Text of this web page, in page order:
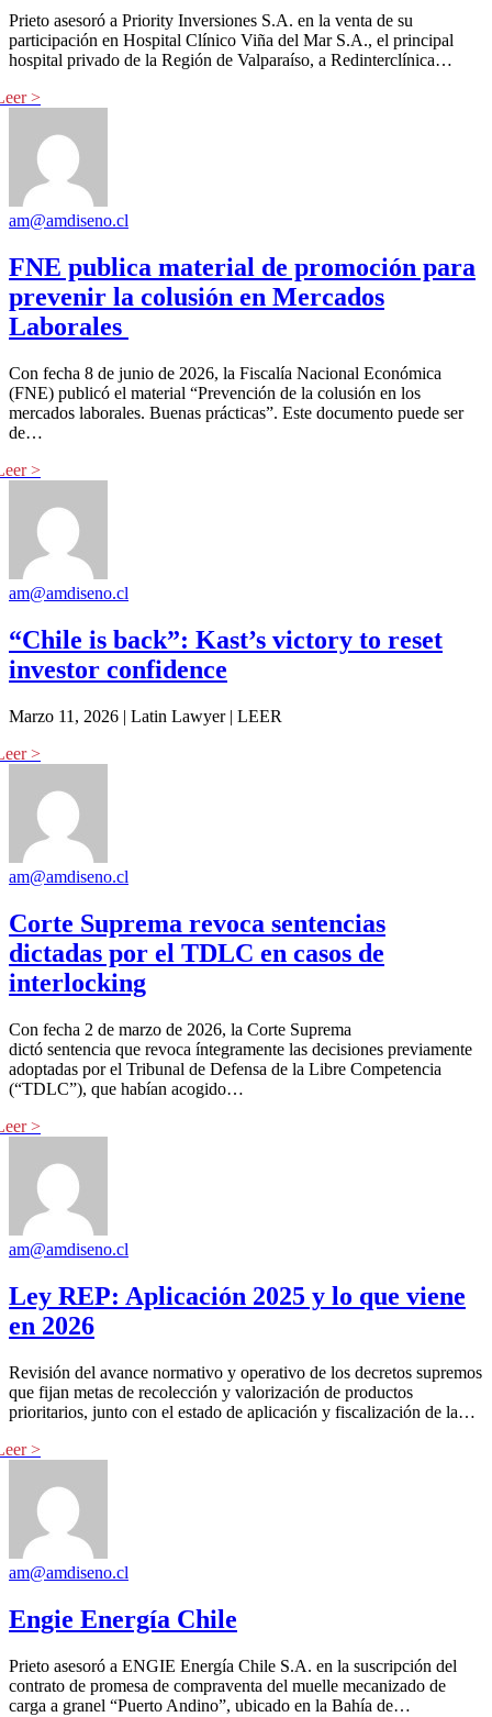
Prieto asesoró a Priority Inversiones S.A. en la venta de su
participación en Hospital Clínico Viña del Mar S.A., el principal
hospital privado de la Región de Valparaíso, a Redinterclínica…
am@amdiseno.cl
FNE publica material de promoción para
prevenir la colusión en Mercados
Laborales
Con fecha 8 de junio de 2026, la Fiscalía Nacional Económica
(FNE) publicó el material “Prevención de la colusión en los
mercados laborales. Buenas prácticas”. Este documento puede ser
de…
am@amdiseno.cl
“Chile is back”: Kast’s victory to reset
investor confidence
Marzo 11, 2026 | Latin Lawyer | LEER
am@amdiseno.cl
Corte Suprema revoca sentencias
dictadas por el TDLC en casos de
interlocking
Con fecha 2 de marzo de 2026, la Corte Suprema
dictó sentencia que revoca íntegramente las decisiones previamente
adoptadas por el Tribunal de Defensa de la Libre Competencia
(“TDLC”), que habían acogido…
am@amdiseno.cl
Ley REP: Aplicación 2025 y lo que viene
en 2026
Revisión del avance normativo y operativo de los decretos supremos
que fijan metas de recolección y valorización de productos
prioritarios, junto con el estado de aplicación y fiscalización de la…
am@amdiseno.cl
Engie Energía Chile
Prieto asesoró a ENGIE Energía Chile S.A. en la suscripción del
contrato de promesa de compraventa del muelle mecanizado de
carga a granel “Puerto Andino”, ubicado en la Bahía de…